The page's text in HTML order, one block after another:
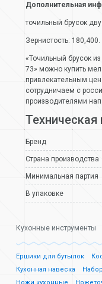
Дополнительная
точильный брусок
Зернистость: 180,400.
«Точильный брусок
73» можно купить
привлекательным
сотрудничаем с
производителями
Бренд
Страна производства
Минимальная партия
В упаковке
Кухонные инструменты
Ершики для бутылок
Кухонная навеска